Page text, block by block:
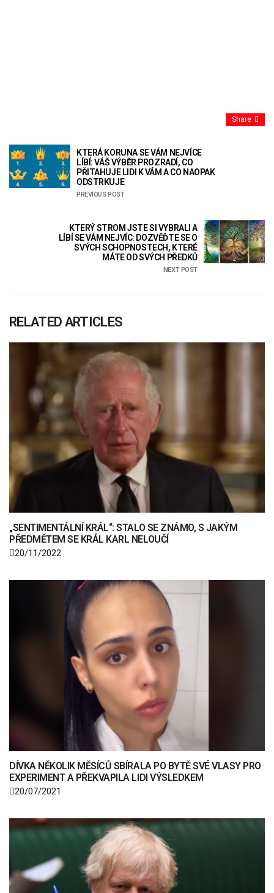
Share
KTERÁ KORUNA SE VÁM NEJVÍCE
LÍBÍ: VÁŠ VÝBĚR PROZRADÍ, CO
PŘITAHUJE LIDI K VÁM A CO NAOPAK
ODSTRKUJE
PREVIOUS POST
KTERÝ STROM JSTE SI VYBRALI A
LÍBÍ SE VÁM NEJVÍC: DOZVĚĎTE SE O
SVÝCH SCHOPNOSTECH, KTERÉ
MÁTE OD SVÝCH PŘEDKŮ
NEXT POST
RELATED ARTICLES
„SENTIMENTÁLNÍ KRÁL“: STALO SE ZNÁMO, S JAKÝM
PŘEDMĚTEM SE KRÁL KARL NELOUČÍ
20/11/2022
DÍVKA NĚKOLIK MĚSÍCŮ SBÍRALA PO BYTĚ SVÉ VLASY PRO
EXPERIMENT A PŘEKVAPILA LIDI VÝSLEDKEM
20/07/2021